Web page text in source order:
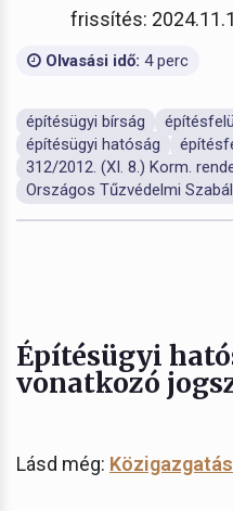
frissítés:
Olvasási idő: 4 perc
építésügyi bírság
építésügyi hatóság
312/2012. (XI. 8.) Korm.
Országos Tűzvédelmi
Építésügyi
vonatkozó
Lásd még: